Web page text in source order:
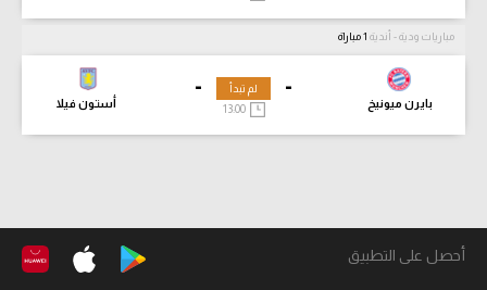
مباريات ودية - أندية
-
بايرن ميونيخ
-
أستون فيلا
لم تبدأ
13:00
أحصل على التطبيق